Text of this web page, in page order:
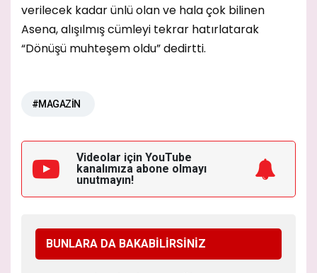
verilecek kadar ünlü olan ve hala çok bilinen
Asena, alışılmış cümleyi tekrar hatırlatarak
“Dönüşü muhteşem oldu” dedirtti.
#MAGAZİN
Videolar için YouTube
kanalımıza abone olmayı
unutmayın!
BUNLARA DA BAKABİLİRSİNİZ